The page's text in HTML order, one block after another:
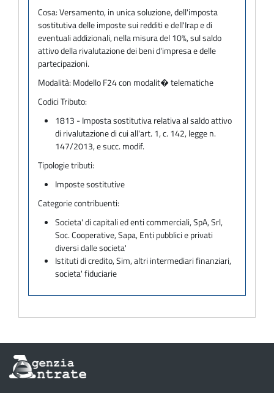
Cosa:Versamento, in unica soluzione, dell'imposta
sostitutiva delle imposte sui redditi e dell'Irap e di
eventuali addizionali, nella misura del 10%, sul saldo
attivo della rivalutazione dei beni d'impresa e delle
partecipazioni.
Modalità: Modello F24 con modalit� telematiche
Codici Tributo:
1813 - Imposta sostitutiva relativa al saldo attivo
di rivalutazione di cui all'art. 1, c. 142, legge n.
147/2013, e succ. modif.
Tipologie tributi:
Imposte sostitutive
Categorie contribuenti:
Societa' di capitali ed enti commerciali, SpA, Srl,
Soc. Cooperative, Sapa, Enti pubblici e privati
diversi dalle societa'
Istituti di credito, Sim, altri intermediari finanziari,
societa' fiduciarie
Informazioni
sul